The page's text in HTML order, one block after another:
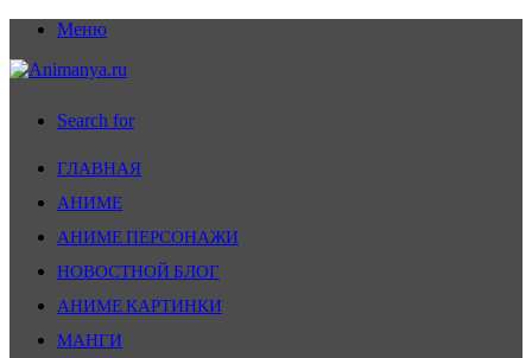
Меню
Search for
ГЛАВНАЯ
АНИМЕ
АНИМЕ ПЕРСОНАЖИ
НОВОСТНОЙ БЛОГ
АНИМЕ КАРТИНКИ
МАНГИ